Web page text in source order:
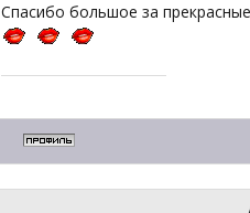
Спасибо большое за